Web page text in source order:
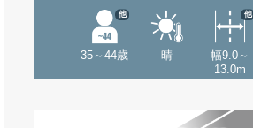
35～44歳
他
晴
幅9.0～
13.0m
他